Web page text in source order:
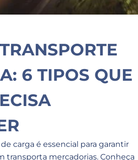
6 TIPOS QUE
carga é essencial para garantir
transporta mercadorias. Conheça